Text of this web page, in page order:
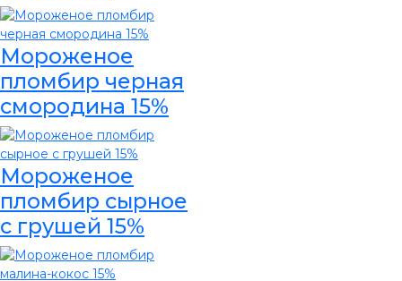
Мороженое
пломбир черная
смородина 15%
Мороженое
пломбир сырное
с грушей 15%